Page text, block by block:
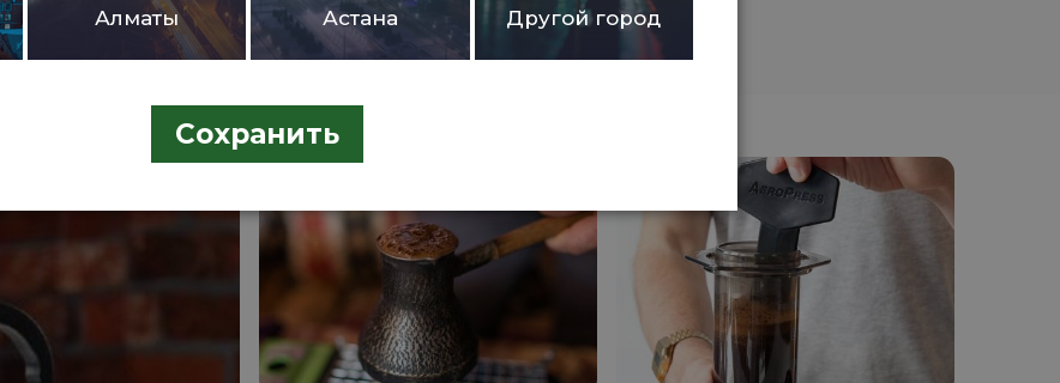
Алматы Астана Другой город
Сохранить